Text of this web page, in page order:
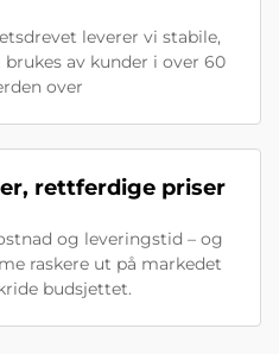
leverer vi stabile,
av kunder i over 60
over
rettferdige priser
og leveringstid – og
raskere ut på markedet
budsjettet.